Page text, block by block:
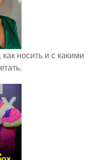
носить и с какими